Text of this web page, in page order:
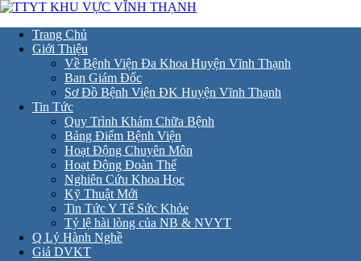
Trang Chủ
Giới Thiệu
Về Bệnh Viện Đa Khoa Huyện Vĩnh Thạnh
Ban Giám Đốc
Sơ Đồ Bệnh Viện ĐK Huyện Vĩnh Thạnh
Tin Tức
Quy Trình Khám Chữa Bệnh
Bảng Điểm Bệnh Viện
Hoạt Động Chuyên Môn
Hoạt Động Đoàn Thể
Nghiên Cứu Khoa Học
Kỹ Thuật Mới
Tin Tức Y Tế Sức Khỏe
Tỷ lệ hài lòng của NB & NVYT
Q Lý Hành Nghề
Giá DVKT